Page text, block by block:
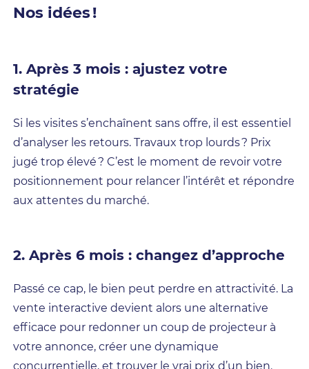
Nos idées !
1. Après 3 mois : ajustez votre
stratégie
Si les visites s’enchaînent sans offre, il est essentiel
d’analyser les retours. Travaux trop lourds ? Prix
jugé trop élevé ? C’est le moment de revoir votre
positionnement pour relancer l’intérêt et répondre
aux attentes du marché.
2. Après 6 mois : changez d’approche
Passé ce cap, le bien peut perdre en attractivité. La
vente interactive devient alors une alternative
efficace pour redonner un coup de projecteur à
votre annonce, créer une dynamique
concurrentielle, et trouver le vrai prix d’un bien.